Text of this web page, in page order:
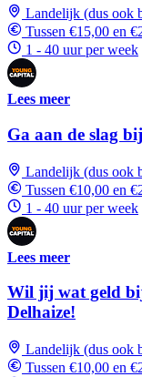
Landelijk (dus ook
Tussen €15,00 en
1 - 40 uur per week
Lees meer
Ga aan de slag
Landelijk (dus ook
Tussen €10,00 en
1 - 40 uur per week
Lees meer
Wil jij wat geld
Delhaize!
Landelijk (dus ook
Tussen €10,00 en